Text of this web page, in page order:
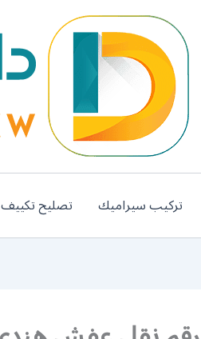
تركيب سيراميك تصليح تكييف